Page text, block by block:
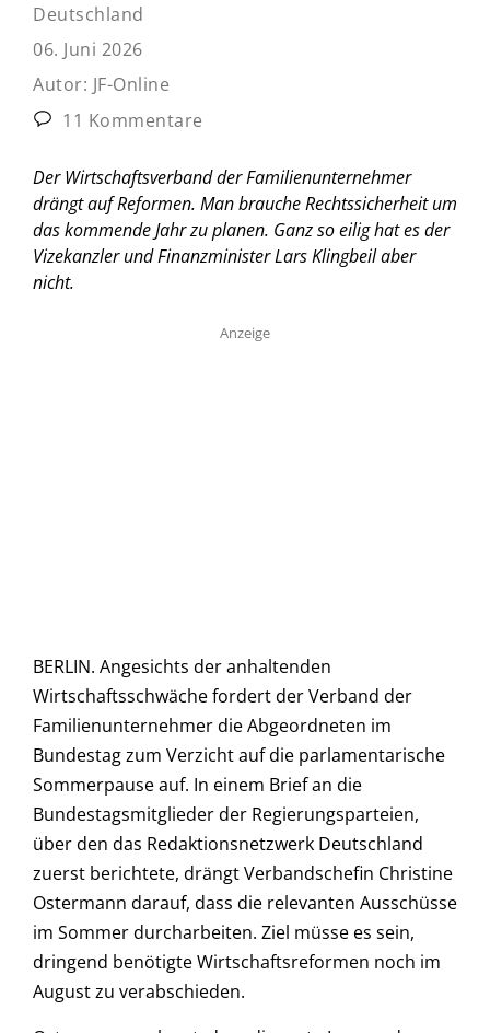
Deutschland
06. Juni 2026
Autor: JF-Online
11 Kommentare
Der Wirtschaftsverband der Familienunternehmer
drängt auf Reformen. Man brauche Rechtssicherheit um
das kommende Jahr zu planen. Ganz so eilig hat es der
Vizekanzler und Finanzminister Lars Klingbeil aber
nicht.
Anzeige
BERLIN. Angesichts der anhaltenden
Wirtschaftsschwäche fordert der Verband der
Familienunternehmer die Abgeordneten im
Bundestag zum Verzicht auf die parlamentarische
Sommerpause auf. In einem Brief an die
Bundestagsmitglieder der Regierungsparteien,
über den das Redaktionsnetzwerk Deutschland
zuerst berichtete, drängt Verbandschefin Christine
Ostermann darauf, dass die relevanten Ausschüsse
im Sommer durcharbeiten. Ziel müsse es sein,
dringend benötigte Wirtschaftsreformen noch im
August zu verabschieden.